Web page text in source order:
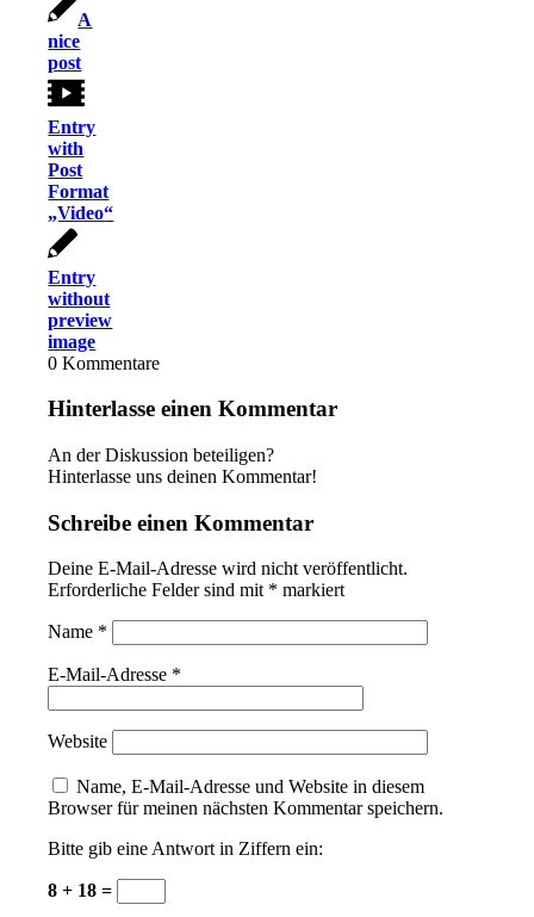
A
nice
post
Entry
with
Post
Format
„Video“
Entry
without
preview
image
0 Kommentare
Hinterlasse einen Kommentar
An der Diskussion beteiligen?
Hinterlasse uns deinen Kommentar!
Schreibe einen Kommentar
Deine E-Mail-Adresse wird nicht veröffentlicht.
Erforderliche Felder sind mit * markiert
Name *
E-Mail-Adresse *
Website
Name, E-Mail-Adresse und Website in diesem
Browser für meinen nächsten Kommentar speichern.
Bitte gib eine Antwort in Ziffern ein:
8 + 18 =